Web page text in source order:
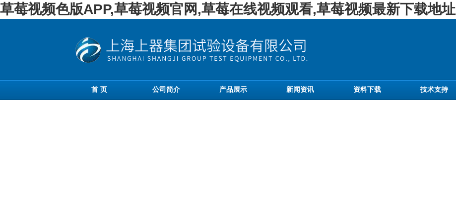
草莓视频色版APP,草莓视频官网,草莓在线视频观看,草莓视频最新下载地址
首 页 公司简介 产品展示 新闻资讯 资料下载 技术支持